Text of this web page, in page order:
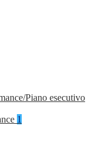
Piano esecutivo
1